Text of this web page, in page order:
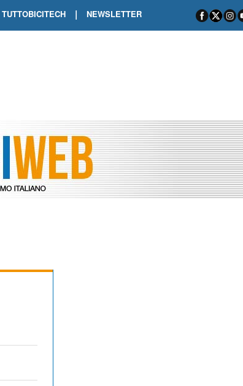
ORCIERES-MERLETTE INCORONA CARAPAZ
A VOIRON TRIONFO DI PHILIPSEN SU SCHMID E KOOIJ
TUTTOBICITECH | NEWSLETTER